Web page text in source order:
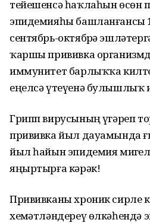
тейешенсә һаҡлаһын өсөн
эпидемияһы башланғансы
сентябрь-октябрҙә
ҡаршы прививка
иммунитет барлыҡҡа
еңелсә үтеүенә булышлыҡ
Грипп вирусының үҙгәреп
прививка йыл дауамында
йыл һайын эпидемия
яңыртырға кәрәк!
Прививканы хроник сирле
хеҙмәтләндереү өлкәһендә